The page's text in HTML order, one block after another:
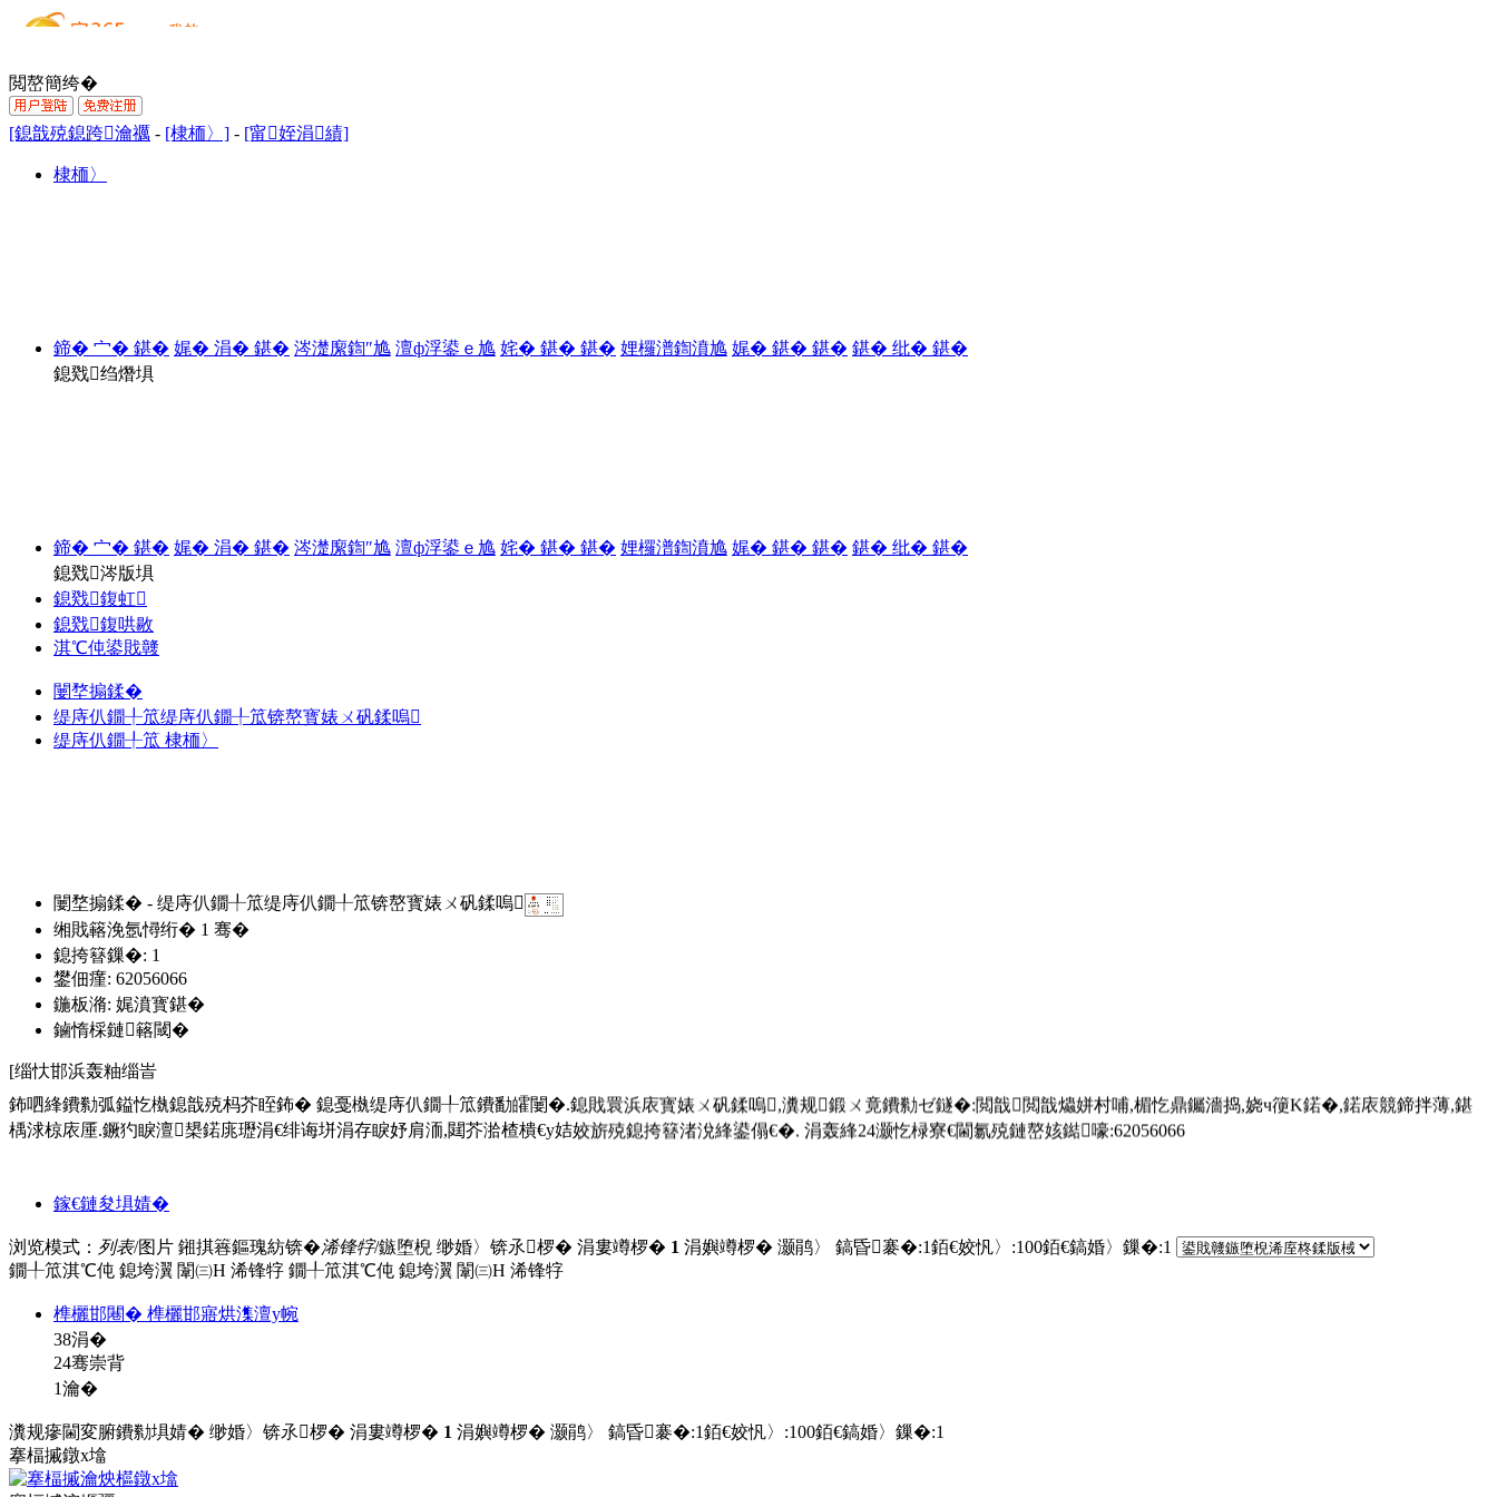
閲嶅簡绔�
[鎴戠殑鎴跨瀹禲 - [棣栭〉] - [甯姪涓績]
棣栭〉
鍗� 宀� 鍖� 娓� 涓� 鍖� 涔濋緳鍧″尯 澶ф浮鍙ｅ尯 姹� 鍖� 鍖� 娌欏潽鍧濆尯 娓� 鍖� 鍖� 鍖� 纰� 鍖�
鎴戣绉熸埧
鍗� 宀� 鍖� 娓� 涓� 鍖� 涔濋緳鍧″尯 澶ф浮鍙ｅ尯 姹� 鍖� 鍖� 娌欏潽鍧濆尯 娓� 鍖� 鍖� 鍖� 纰� 鍖�
鎴戣涔版埧
鎴戣鍑虹
鎴戣鍑哄敭
淇℃伅鍙戝竷
闄堥搧鍒�
缇庤仈鐗╀笟缇庤仈鐗╀笟锛嶅寳婊ㄨ矾鍒嗚
缇庤仈鐗╀笟 棣栭〉
闄堥搧鍒� - 缇庤仈鐗╀笟缇庤仈鐗╀笟锛嶅寳婊ㄨ矾鍒嗚
缃戝簵浼氬憳绗� 1 骞�
鎴挎簮鏁�: 1
鐢佃瘽: 62056066
鍦板潃: 娓濆寳鍖�
鏀惰棌鏈簵閾�
[缁忕邯浜轰粙缁峕
鈽呬綘鐨勬弧鎰忔槸鎴戠殑杩芥眰鈽� 鎴戞槸缇庤仈鐗╀笟鐨勫皬闄�.鎴戝睘浜庡寳婊ㄨ矾鍒嗚,瀵规鍛ㄨ竟鐨勬ゼ鐩�:閲戠閲戠爞姘村哺,楣忔鼎钃濇捣,娆ч箯K鍩�,鍩庡競鍗拌薄,鍖
楀浗椋庡厜.鐝犳睙澶槼鍩庣瓑涓€绯诲垪涓存睙妤肩洏,閮芥湁楂樻€у姞姣旂殑鎴挎簮渚涗綘鍙傝€�. 涓轰綘24灏忔椂寮€閫氱殑鏈嶅姟鐑嚎:62056066
鎵€鏈夋埧婧�
浏览模式： 列表/图片 鎺掑簭鏂瑰紡锛�浠锋牸/鏃堕棿 缈婚〉锛氶椤� 涓婁竴椤� 1 涓嬩竴椤� 灏鹃〉 鎬昏褰�:1銆€姣忛〉:100銆€鎬婚〉鏁�:1
鐗╀笟淇℃伅 鎴垮瀷 闈㈢Н 浠锋牸 鐗╀笟淇℃伅 鎴垮瀷 闈㈢Н 浠锋牸
榫欐邯闀� 榫欐邯寤烘潗澶у帵
38涓�
24骞崇背
1瀹�
瀵规瘮閫変腑鐨勬埧婧� 缈婚〉锛氶椤� 涓婁竴椤� 1 涓嬩竴椤� 灏鹃〉 鎬昏褰�:1銆€姣忛〉:100銆€鎬婚〉鏁�:1
搴楅摵鐓х墖